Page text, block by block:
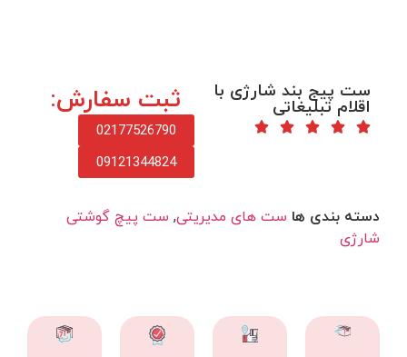
ست پیج بند شارژی با
اقلام تبلیغاتی ثبت سفارش:
02177526790
09121344824
دسته بندی ها ست های مدیریتی, ست پیچ گوشتی
شارژی